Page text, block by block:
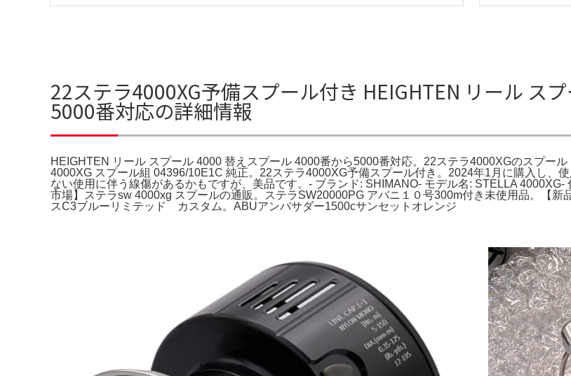
22ステラ4000XG予備スプール付き HEIGHTEN リール ス
5000番対応の詳細情報
HEIGHTEN リール スプール 4000 替えスプール 4000番から5000番対応。22ステラ4000XGのスプー
4000XG スプール組 04396/10E1C 純正。22ステラ4000XG予備スプール付き。2024年1月に購入し、
ない使用に伴う線傷があるかもですが、美品です。- ブランド: SHIMANO- モデル名: STELLA
市場】ステラsw 4000xg スプールの通販。ステラSW20000PG アバニ１０号300m付き未使用品。【
スC3ブルーリミテッド カスタム。ABUアンバサダー1500cサンセットオレンジ